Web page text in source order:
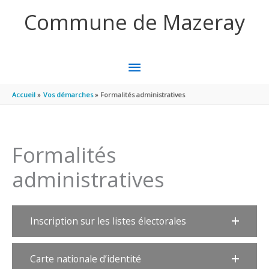
Commune de Mazeray
MENU
PRINCIPAL
Accueil Vos démarches Formalités administratives
Formalités
administratives
Inscription sur les listes électorales
Carte nationale d’identité